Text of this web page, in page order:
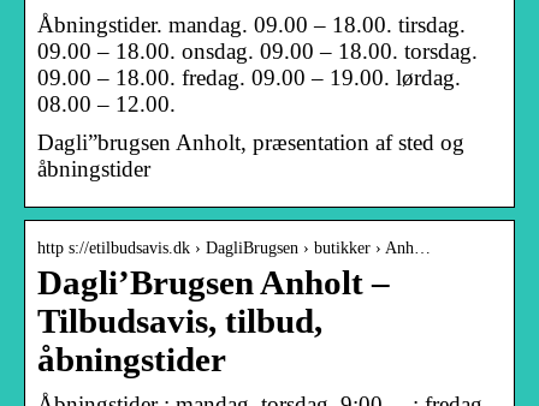
Åbningstider. mandag. 09.00 – 18.00. tirsdag.
09.00 – 18.00. onsdag. 09.00 – 18.00. torsdag.
09.00 – 18.00. fredag. 09.00 – 19.00. lørdag.
08.00 – 12.00.
Dagli”brugsen Anholt, præsentation af sted og
åbningstider
http s://etilbudsavis.dk › DagliBrugsen › butikker › Anh…
Dagli’Brugsen Anholt –
Tilbudsavis, tilbud,
åbningstider